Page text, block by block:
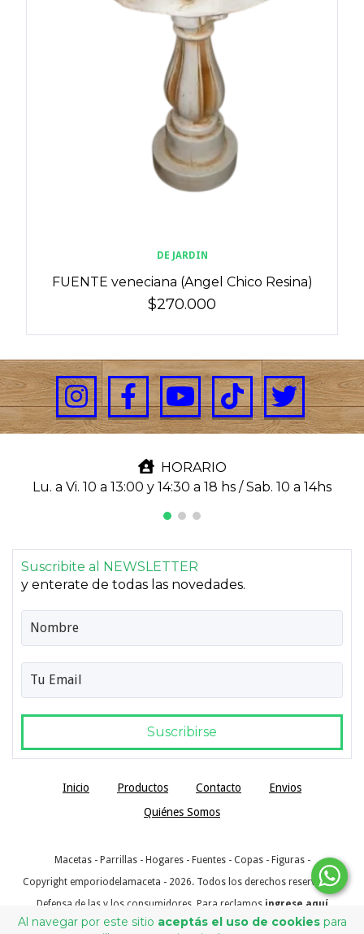
Al navegar por este sitio aceptás el uso de cookiespara
DE JARDIN
FUENTE veneciana (Angel Chico Resina)
$270.000
HORARIO
Lu. a Vi. 10 a 13:00 y 14:30 a 18 hs / Sab. 10 a 14hs
Suscribite al NEWSLETTER
y enterate de todas las novedades.
Inicio Productos Contacto
Envios
Quiénes Somos
Macetas - Parrillas - Hogares - Fuentes - Copas - Figuras -
Copyright emporiodelamaceta - 2026. Todos los derechos reservados.
Defensa de las y los consumidores. Para reclamos ingrese aquí